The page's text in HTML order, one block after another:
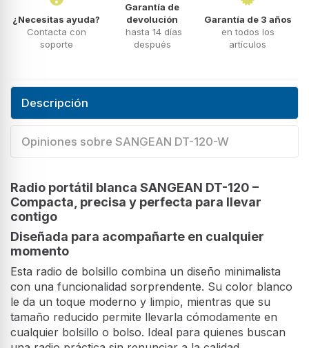
¿Necesitas ayuda?
Contacta con
soporte
Garantía de
devolución
hasta 14 días
después
Garantía de 3 años
en todos los
artículos
Descripción
Opiniones sobre SANGEAN DT-120-W
Radio portátil blanca SANGEAN DT-120 –
Compacta, precisa y perfecta para llevar
contigo
Diseñada para acompañarte en cualquier
momento
Esta radio de bolsillo combina un diseño minimalista
con una funcionalidad sorprendente. Su color blanco
le da un toque moderno y limpio, mientras que su
tamaño reducido permite llevarla cómodamente en
cualquier bolsillo o bolso. Ideal para quienes buscan